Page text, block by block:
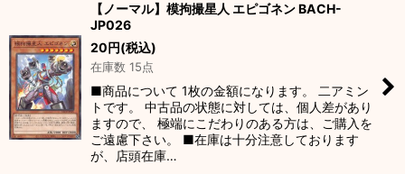
【ノーマル】模拘撮星人 エピゴネン BACH-
JP026
20円(税込)
在庫数 15点
■商品について 1枚の金額になります。 二アミン
トです。 中古品の状態に対しては、個人差があり
ますので、 極端にこだわりのある方は、ご購入を
ご遠慮下さい。 ■在庫は十分注意しております
が、店頭在庫…